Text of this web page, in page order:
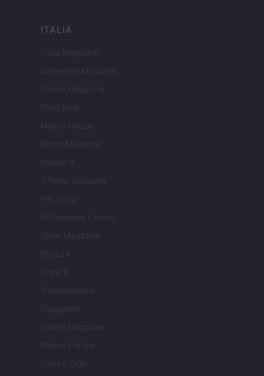
ITALIA
Casa Magazine
Cineverse Magazine
Donne Magazine
Food Blog
Milano Notizie
Motor Magazine
Notizie.it
Offerte Shopping
Pet Story
Professione Lavoro
Sport Magazine
Style24
Think.it
Tuobenessere
Viaggiamo
Nonne Magazine
Milano Cortina
Luxury Club